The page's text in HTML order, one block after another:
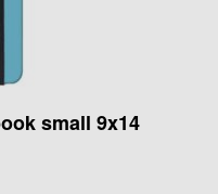
small 9x14